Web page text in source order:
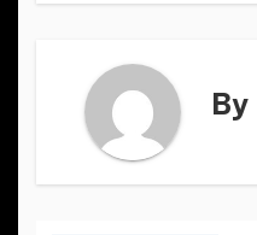
k
By